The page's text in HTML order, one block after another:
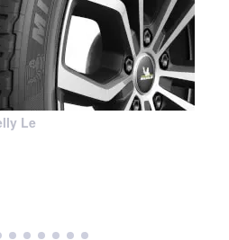
Michelin Primacy SUV: Đáng
Le